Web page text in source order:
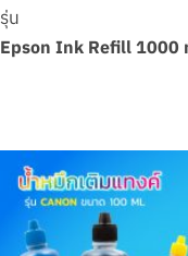
รุ่น
Epson Ink Refill 1000